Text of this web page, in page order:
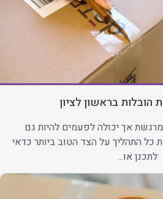
בראשון לציון
מרגשת אך יכולה לפעמים להיות גם
כל התהליך על הצד הטוב ביותר כדאי
לתכנן או...